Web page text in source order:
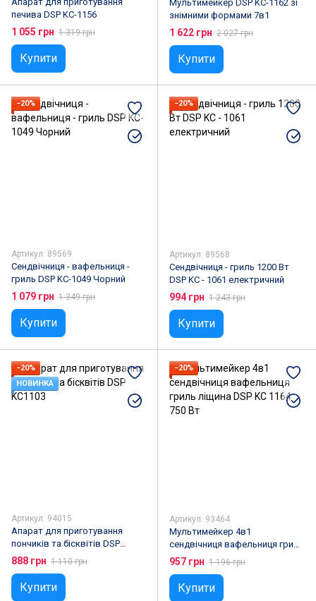
печива DSP KC-1156
1 055 грн 1 319 грн
Купити
Мультимейкер DSP KC-1162 зі
знімними формами 7в1
1 622 грн 2 027 грн
Купити
−20%
Артикул: 89569
Сендвічниця - вафельниця -
гриль DSP KC-1049 Чорний
1 079 грн 1 349 грн
Купити
−20%
Артикул: 89568
Сендвічниця - гриль 1200 Вт
DSP KC - 1061 електричний
994 грн 1 243 грн
Купити
−20%
НОВИНКА
Артикул: 94015
Апарат для приготування
пончиків та бісквітів DSP
KC1103
888 грн 1 110 грн
Купити
−20%
Артикул: 93464
Мультимейкер 4в1
сендвічниця вафельниця гриль
ліщина DSP KC 1164 750 Вт
957 грн 1 196 грн
Купити